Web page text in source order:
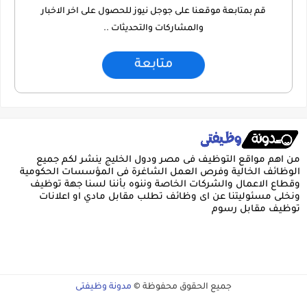
قم بمتابعة موقعنا على جوجل نيوز للحصول على اخر الاخبار
والمشاركات والتحديثات ..
متابعة
من اهم مواقع التوظيف فى مصر ودول الخليج ينشر لكم جميع
الوظائف الخالية وفرص العمل الشاغرة فى المؤسسات الحكومية
وقطاع الاعمال والشركات الخاصة وننوه بأننا لسنا جهة توظيف
ونخلى مسئوليتنا عن اى وظائف تطلب مقابل مادي او اعلانات
توظيف مقابل رسوم
جميع الحقوق محفوظة © مدونة وظيفتى